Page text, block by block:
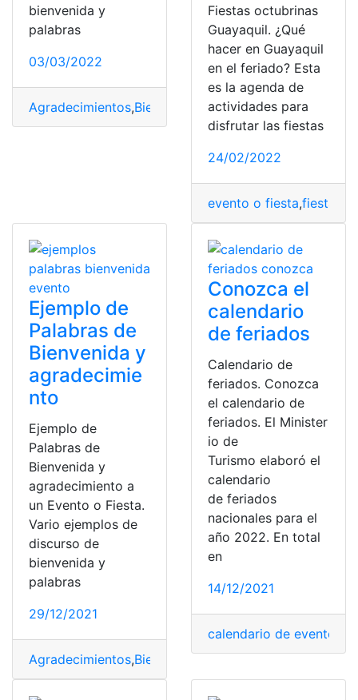
bienvenida y
palabras
03/03/2022
Agradecimientos,Bienvenida Ecuador,evento o fiesta
Fiestas octubrinas
Guayaquil. ¿Qué
hacer en Guayaquil
en el feriado? Esta
es la agenda de
actividades para
disfrutar las fiestas
24/02/2022
evento o fiesta,fiestas
Ejemplo de
Palabras de
Bienvenida y
agradecimie
nto
Ejemplo de
Palabras de
Bienvenida y
agradecimiento a
un Evento o Fiesta.
Vario ejemplos de
discurso de
bienvenida y
palabras
29/12/2021
Agradecimientos,Bienvenida
Conozca el
calendario
de feriados
Calendario de
feriados. Conozca
el calendario de
feriados. El Minister
io de
Turismo elaboró el
calendario
de feriados
nacionales para el
año 2022. En total
en
14/12/2021
calendario de eventos